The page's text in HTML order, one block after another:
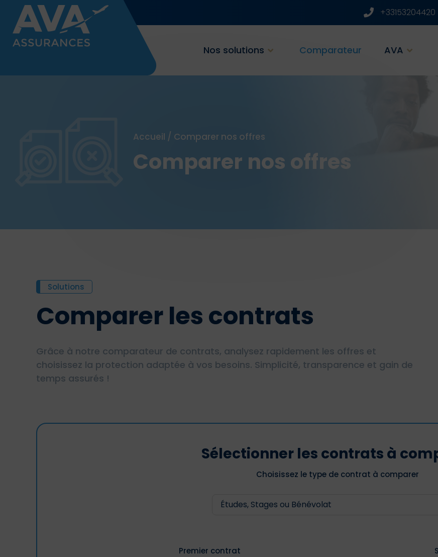
+33153204420
Nos solutions Comparateur AVA
Accueil / Comparer nos offres
Comparer nos offres
Solutions
Comparer les contrats
Grâce à notre comparateur de contrats, analysez rapidement les offres et
choisissez la protection adaptée à vos besoins. Simplicité, transparence et gain de
temps assurés !
Sélectionner les contrats à
Choisissez le type de contrat à comparer
Premier contrat